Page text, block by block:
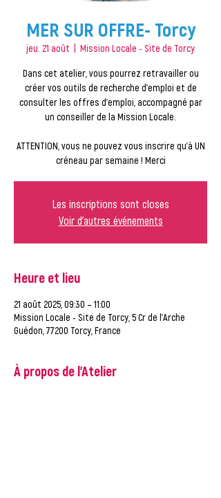
MER SUR OFFRE- Torcy
jeu. 21 août Mission Locale - Site de Torcy
Dans cet atelier, vous pourrez retravailler ou
créer vos outils de recherche d'emploi et de
consulter les offres d'emploi, accompagné par
un conseiller de la Mission Locale.
ATTENTION, vous ne pouvez vous inscrire qu'à UN
créneau par semaine ! Merci
Les inscriptions sont closes
Voir d'autres événements
Heure et lieu
21 août 2025, 09:30 – 11:00
Mission Locale - Site de Torcy, 5 Cr de l'Arche
Guédon, 77200 Torcy, France
À propos de l'Atelier